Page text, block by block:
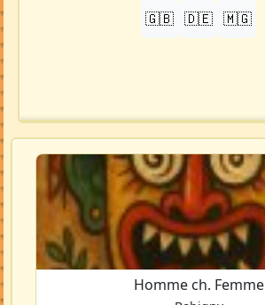
🇬🇧 🇩🇪 🇲🇬
Homme ch. Femme